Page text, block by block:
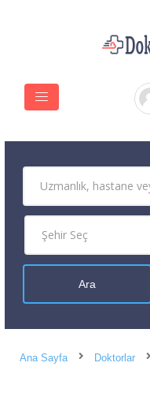
Ana Sayfa Doktorlar